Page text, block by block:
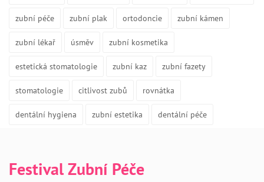
zubní péče zubní plak ortodoncie zubní kámen
zubní lékař úsměv zubní kosmetika
estetická stomatologie zubní kaz zubní fazety
stomatologie citlivost zubů rovnátka
dentální hygiena zubní estetika dentální péče
Festival Zubní Péče